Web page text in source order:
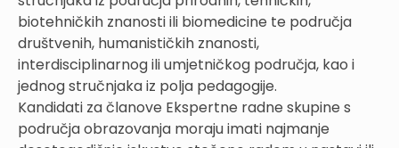
biotehničkih znanosti ili biomedicine te područja
društvenih, humanističkih znanosti,
interdisciplinarnog ili umjetničkog područja, kao i
jednog stručnjaka iz polja pedagogije.
Kandidati za članove Ekspertne radne skupine s
područja obrazovanja moraju imati najmanje